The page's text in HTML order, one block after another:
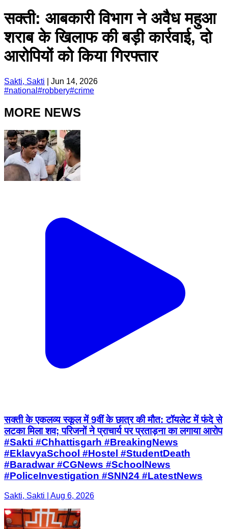
सक्ती: आबकारी विभाग ने अवैध महुआ
शराब के खिलाफ की बड़ी कार्रवाई, दो
आरोपियों को किया गिरफ्तार
Sakti, Sakti
Jun 14, 2026
#national #robbery#crime
MORE NEWS
सक्ती के एकलव्य स्कूल में 9वीं के छात्र की मौत: टॉयलेट में फंदे से
लटका मिला शव; परिजनों ने प्राचार्य पर प्रताड़ना का लगाया आरोप
#Sakti #Chhattisgarh #BreakingNews
#EklavyaSchool #Hostel #StudentDeath
#Baradwar #CGNews #SchoolNews
#PoliceInvestigation #SNN24 #LatestNews
Sakti, Sakti | Aug 6, 2026